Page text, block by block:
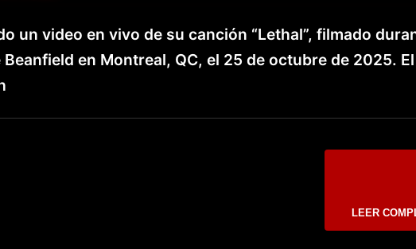
un video en vivo de su canción “Lethal”, filmado
en Montreal, QC, el 25 de octubre de 2025. El
LEER